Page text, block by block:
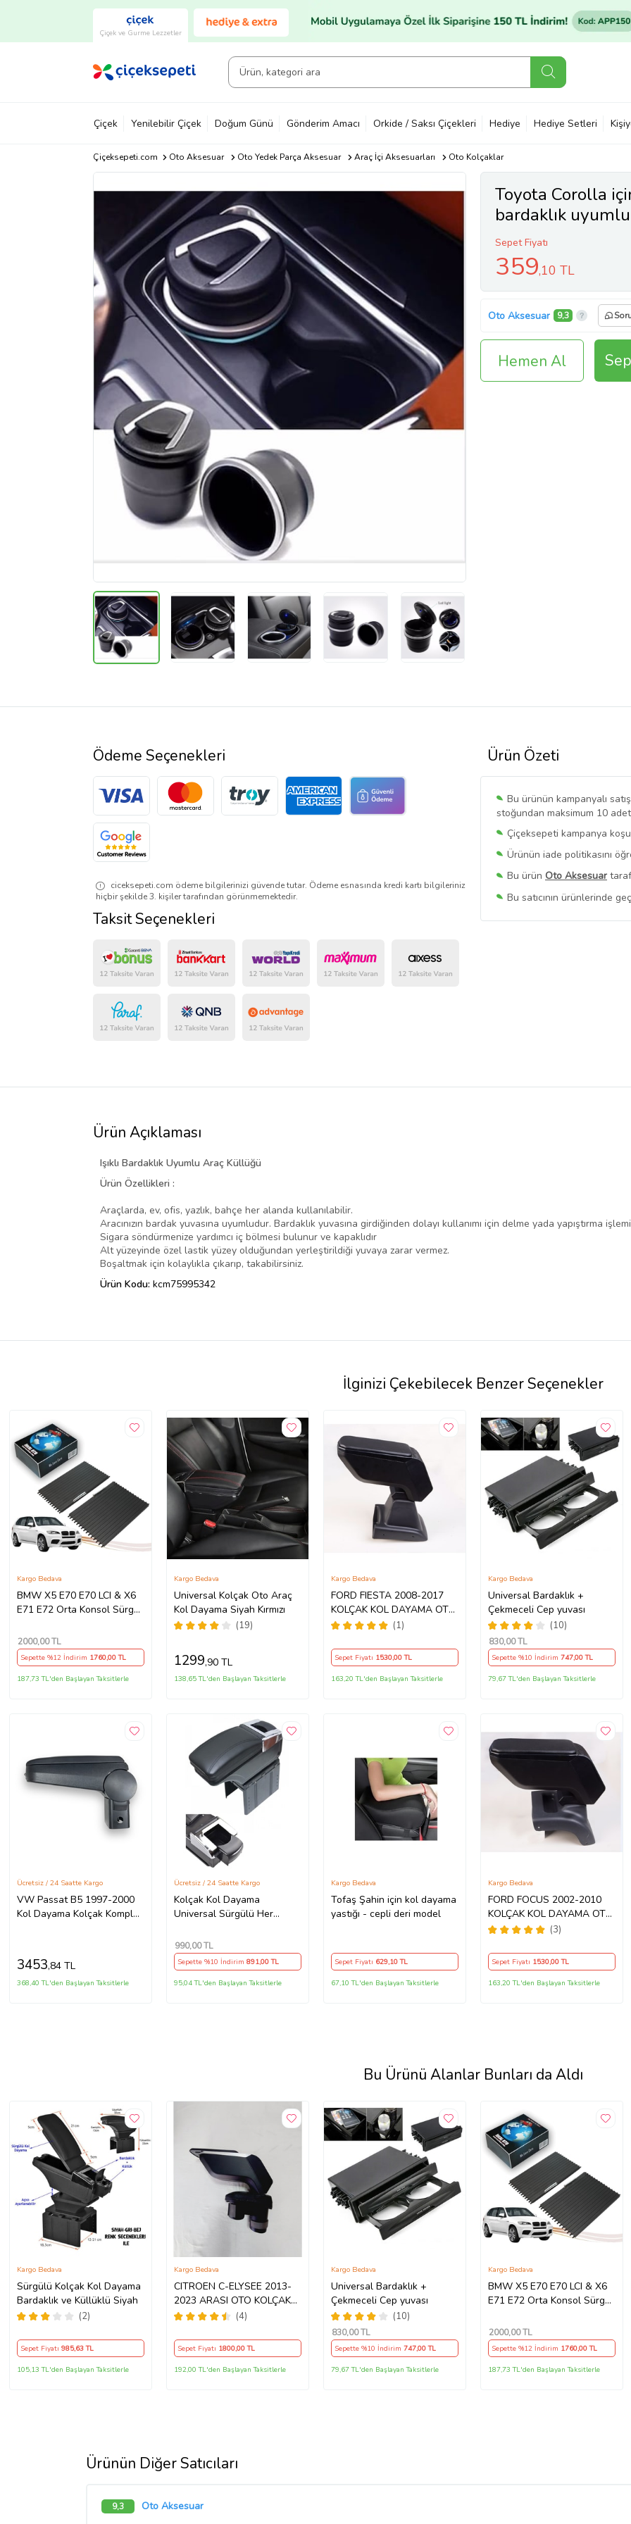
Çiçek ve Gurme Lezzetler
Çiçek Yenilebilir Çiçek Doğum Günü Gönderim Amacı Orkide / Saksı Çiçekleri Hediye Hediye Setleri
Çiçeksepeti.com Oto Aksesuar Oto Yedek Parça Aksesuar Araç İçi Aksesuarları Oto Kolçaklar
Toyota Corolla
bardaklık
Sepet Fiyatı
359,10 TL
Oto Aksesuar 9,3
Hemen Al
Ürün Özeti
Bu ürünün kampanyalı
stoğundan maksimum 10
Çiçeksepeti kampanya
Ürünün iade politikasını
Bu ürün Oto Aksesuar
Bu satıcının ürünlerinde
Bu SatıcınınTüm
Ödeme Seçenekleri
ciceksepeti.com ödeme bilgilerinizi güvende tutar. Ödeme esnasında kredi kartı bilgileriniz
hiçbir şekilde 3. kişiler tarafından görünmemektedir.
Taksit Seçenekleri
Ürün Açıklaması
Işıklı Bardaklık Uyumlu Araç Küllüğü
Ürün Özellikleri :
Araçlarda, ev, ofis, yazlık, bahçe her alanda kullanılabilir.
Aracınızın bardak yuvasına uyumludur. Bardaklık yuvasına girdiğinden dolayı kullanımı için delme yada yapıştırma
Sigara söndürmenize yardımcı iç bölmesi bulunur ve kapaklıdır
Alt yüzeyinde özel lastik yüzey olduğundan yerleştirildiği yuvaya zarar vermez.
Boşaltmak için kolaylıkla çıkarıp, takabilirsiniz.
Ürün Kodu: kcm75995342
İlginizi Çekebilecek Benzer Seçenekler
BMW X5 E70 E70 LCI & X6
E71 E72 Orta Konsol Sürgü
Kargo Bedava
2000,00 TL
Sepette %12 İndirim 1760,00 TL
187,73 TL'den Başlayan Taksitlerle
Universal Kolçak Oto Araç
Kol Dayama Siyah Kırmızı
(19)
Kargo Bedava
1299,90 TL
138,65 TL'den Başlayan Taksitlerle
FORD FIESTA 2008-2017
KOLÇAK KOL DAYAMA OTO
KOLÇAK ARACA ÖZEL
1.KALİTE
(1)
Kargo Bedava
Sepet Fiyatı 1530,00 TL
163,20 TL'den Başlayan Taksitlerle
Universal Bardaklık +
Çekmeceli Cep yuvası
(10)
Kargo Bedava
830,00 TL
Sepette %10 İndirim 747,00 TL
79,67 TL'den Başlayan Taksitlerle
VW Passat B5 1997-2000
Kol Dayama Kolçak Komple
Ücretsiz / 24 Saatte Kargo
3453,84 TL
368,40 TL'den Başlayan Taksitlerle
Kolçak Kol Dayama
Universal Sürgülü Her
Ücretsiz / 24 Saatte Kargo
990,00 TL
Sepette %10 İndirim 891,00 TL
95,04 TL'den Başlayan Taksitlerle
Tofaş Şahin için kol dayama
yastığı - cepli deri model
Kargo Bedava
Sepet Fiyatı 629,10 TL
67,10 TL'den Başlayan Taksitlerle
FORD FOCUS 2002-2010
KOLÇAK KOL DAYAMA OTO
KOLÇAK ARACA ÖZEL
PİYASA ÜRÜNÜ DEĞİLDİR
(3)
Kargo Bedava
Sepet Fiyatı 1530,00 TL
163,20 TL'den Başlayan Taksitlerle
Bu Ürünü Alanlar Bunları da Aldı
Sürgülü Kolçak Kol Dayama
Bardaklık ve Küllüklü Siyah
(2)
Kargo Bedava
Sepet Fiyatı 985,63 TL
105,13 TL'den Başlayan Taksitlerle
CITROEN C-ELYSEE 2013-
2023 ARASI OTO KOLÇAK
KOL DAYAMA GRİ KAPAK
ARACA ÖZEL MODEL BAZLI
ORİJİNAL AA+1.KALİTE
(4)
Kargo Bedava
Sepet Fiyatı 1800,00 TL
192,00 TL'den Başlayan Taksitlerle
Universal Bardaklık +
Çekmeceli Cep yuvası
(10)
Kargo Bedava
830,00 TL
Sepette %10 İndirim 747,00 TL
79,67 TL'den Başlayan Taksitlerle
BMW X5 E70 E70 LCI & X6
E71 E72 Orta Konsol Sürgü
Kargo Bedava
2000,00 TL
Sepette %12 İndirim 1760,00 TL
187,73 TL'den Başlayan Taksitlerle
Ürünün Diğer Satıcıları
9,3 Oto Aksesuar